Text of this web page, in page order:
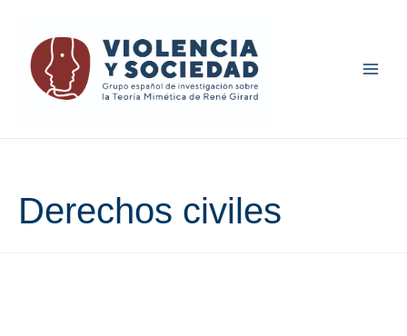
Derechos civiles